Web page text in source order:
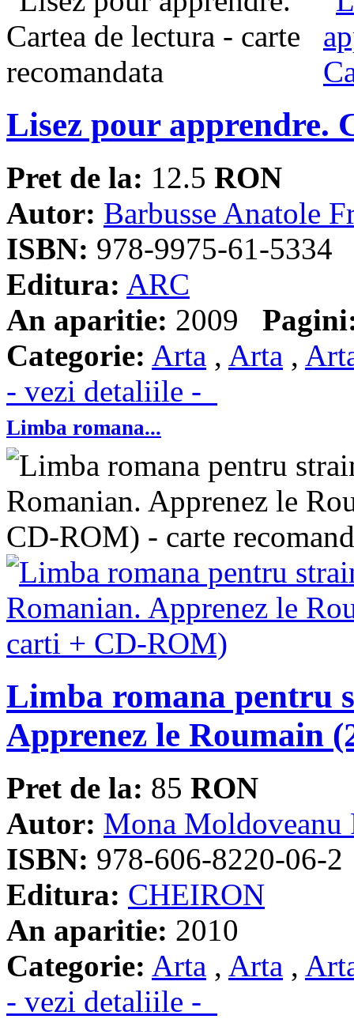
Lisez pour apprendre.
Pret de la: 12.5 RON
Autor: Barbusse Anatole
ISBN: 978-9975-61-5334
Editura: ARC
An aparitie: 2009
Categorie: Arta , Arta ,
- vezi detaliile -
Limba romana...
Limba romana pentru
Apprenez le Roumain
Pret de la: 85 RON
Autor: Mona Moldoveanu
ISBN: 978-606-8220-06-2
Editura: CHEIRON
An aparitie: 2010
Categorie: Arta , Arta ,
- vezi detaliile -